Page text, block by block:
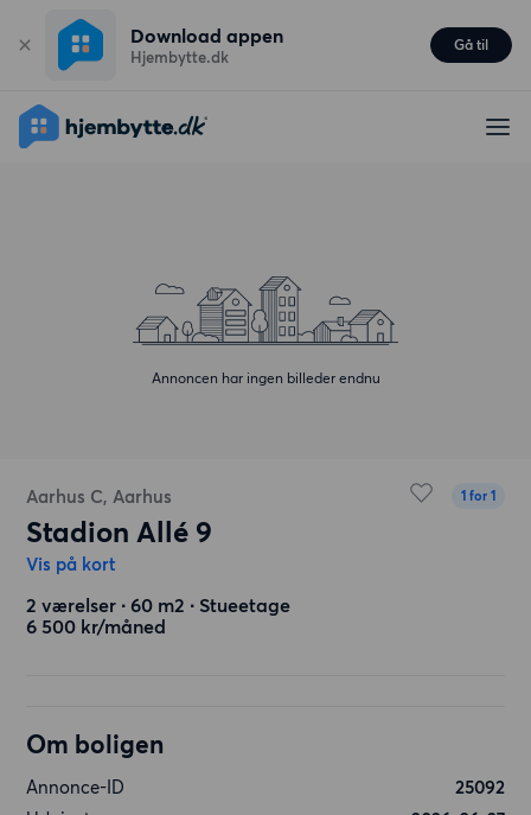
Download appen
Hjembytte.dk
Gå til
Annoncen har ingen billeder endnu
Aarhus C, Aarhus 1 for 1
Stadion Allé 9
Vis på kort
2 værelser ∙ 60 m2 ∙ Stueetage
6 500 kr/måned
Om boligen
Annonce-ID
25092